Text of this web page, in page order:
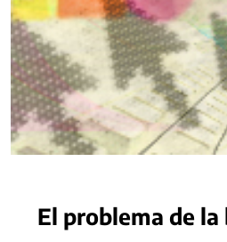
El problema de la